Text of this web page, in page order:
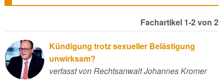
Fachartikel 1-2 von 2
Kündigung trotz sexueller Belästigung
unwirksam?
verfasst von Rechtsanwalt Johannes Kromer